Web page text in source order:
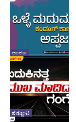
ಅಂಕಣ
ಹೆಣ್ಣೋಟ